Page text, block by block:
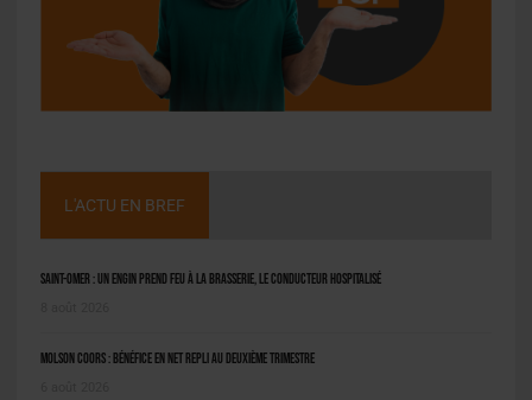
L'ACTU EN BREF
Saint-Omer : un engin prend feu à la brasserie, le conducteur hospitalisé
Molson Coors : bénéfice en net repli au deuxième trimestre